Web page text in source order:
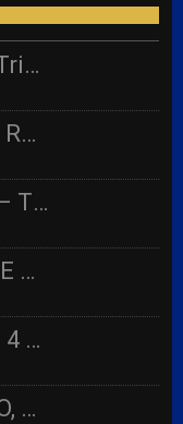
Hechingen – 4 SWEDES – Tribute to ABBA/ Hofgut Domäne
Djerba (TUN) – 4 Swedes – Robinson Djerba Bahia
Meckenheim – 4 SWEDES – TBA
Arnstadt – WATERLOO, THE ABBA SHOW (by 4 Swedes – A Tribute To Abba) mit Streichquartett
Bonn Harmonie – 20 Jahre 4 SWEDES – A Tribute to Abba / Jubiläumskonzert!
Langenhagen – WATERLOO, THE ABBA SHOW (by 4 Swedes – A Tribute To Abba) mit Streichquartett